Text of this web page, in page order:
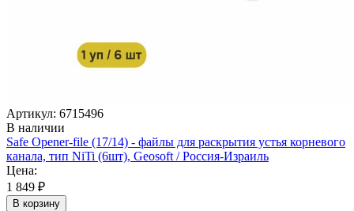
Артикул: 6715496
В наличии
Safe Opener-file (17/14) - файлы для раскрытия устья корневого
канала, тип NiTi (6шт), Geosoft / Россия-Израиль
Цена:
1 849 ₽
В корзину